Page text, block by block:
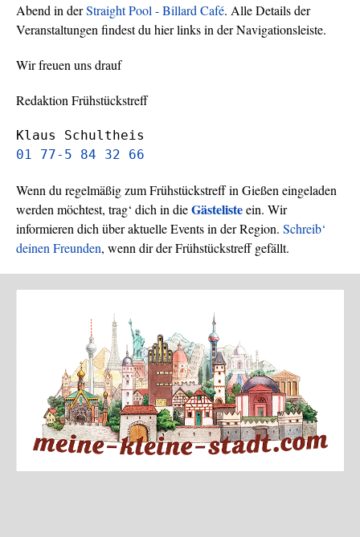
Abend in derStraight Pool - Billard Café. Alle Details der
Veranstaltungen findest du hier links in der Navigationsleiste.
Wir freuen uns drauf
Redaktion Frühstückstreff
Klaus Schultheis
01 77-5 84 32 66
Wenn du regelmäßig zum Frühstückstreff in Gießen eingeladen
werden möchtest, trag‘ dich in dieGästelisteein. Wir
informieren dich über aktuelle Events in der Region. Schreib‘
deinen Freunden, wenn dir der Frühstückstreff gefällt.